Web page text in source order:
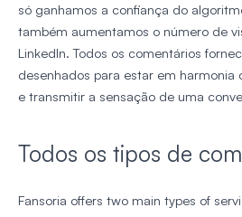
só ganhamos a confiança do
também aumentamos o número de
LinkedIn. Todos os comentários
desenhados para estar em
e transmitir a sensação de uma
Todos os tipos de
Fansoria offers two main types of